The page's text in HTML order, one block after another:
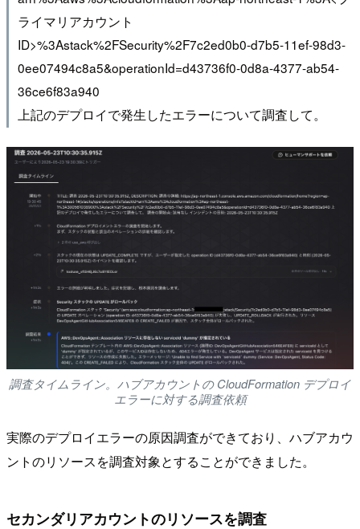
ライマリアカウント
ID>%3Astack%2FSecurity%2F7c2ed0b0-d7b5-11ef-98d3-
0ee07494c8a5&operationId=d43736f0-0d8a-4377-ab54-
36ce6f83a940
上記のデプロイで発生したエラーについて調査して。
調査タイムライン。ハブアカウントの CloudFormation デプロイ
エラーに対する調査依頼
実際のデプロイエラーの原因調査ができており、ハブアカウ
ントのリソースを調査対象とすることができました。
セカンダリアカウントのリソースを調査